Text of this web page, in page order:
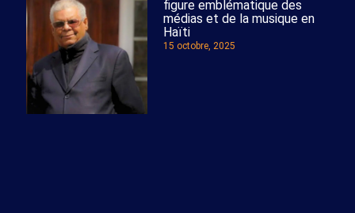
figure emblématique des
médias et de la musique en
Haïti
15 octobre, 2025